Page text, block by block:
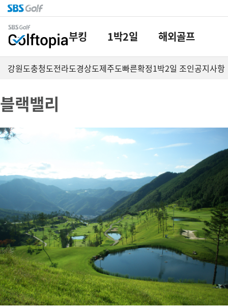
부킹 1박2일 해외골프
강원도충청도전라도경상도제주도빠른확정1박2일 조인공지사항
블랙밸리